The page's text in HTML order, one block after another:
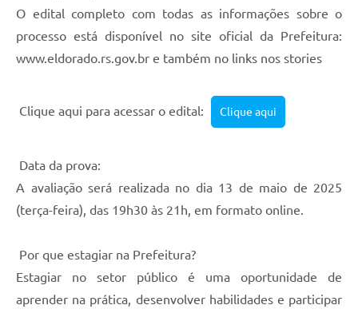
O edital completo com todas as informações sobre o
processo está disponível no site oficial da Prefeitura:
www.eldorado.rs.gov.br e também no links nos stories
Clique aqui para acessar o edital: Clique aqui
Data da prova:
A avaliação será realizada no dia 13 de maio de 2025
(terça-feira), das 19h30 às 21h, em formato online.
Por que estagiar na Prefeitura?
Estagiar no setor público é uma oportunidade de
aprender na prática, desenvolver habilidades e participar